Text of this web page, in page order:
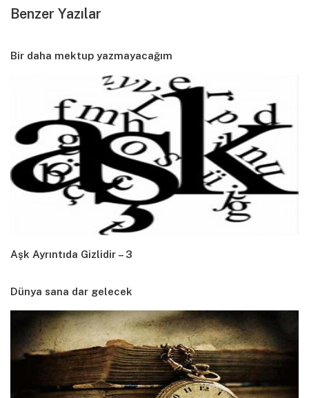
Benzer Yazılar
Bir daha mektup yazmayacağım
Aşk Ayrıntıda Gizlidir – 3
Dünya sana dar gelecek